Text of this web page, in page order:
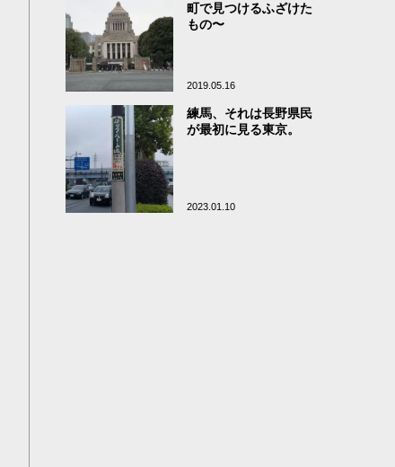
町で見つけるふざけた
もの〜
2019.05.16
練馬、それは長野県民
が最初に見る東京。
2023.01.10